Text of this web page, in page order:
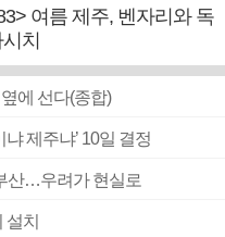
여름 제주, 벤자리와 독
치
에 선다(종합)
제주냐’ 10일 결정
산…우려가 현실로
치